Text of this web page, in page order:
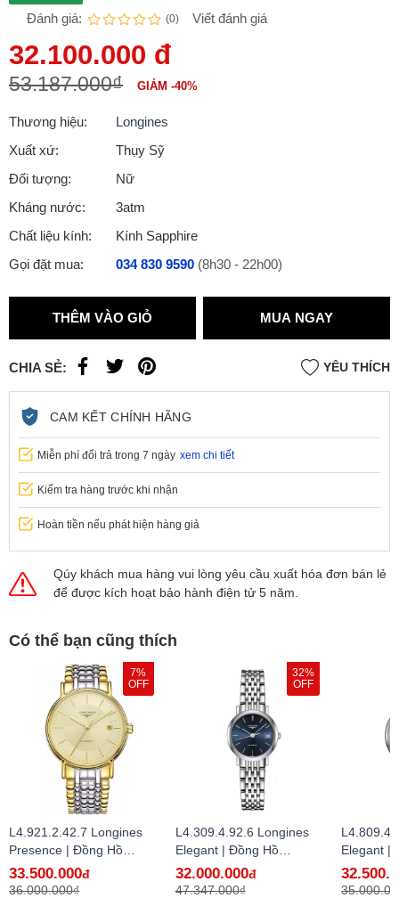
Đánh giá:
(0) Viết đánh giá
32.100.000 đ
53.187.000₫ GIẢM -40%
Thương hiệu:
Longines
Xuất xứ:
Thụy Sỹ
Đối tượng:
Nữ
Kháng nước:
3atm
Chất liệu kính:
Kính Sapphire
Gọi đặt mua:
034 830 9590 (8h30 - 22h00)
THÊM VÀO GIỎ MUA NGAY
CHIA SẺ: YÊU THÍCH
CAM KẾT CHÍNH HÃNG
Miễn phí đổi trả trong 7 ngày xem chi tiết
Kiểm tra hàng trước khi nhận
Hoàn tiền nếu phát hiện hàng giả
Qúy khách mua hàng vui lòng yêu cầu xuất hóa đơn bán lẻ
để được kích hoạt bảo hành điện tử 5 năm.
Có thể bạn cũng thích
7%
OFF
L4.921.2.42.7 Longines
Presence | Đồng Hồ
Longines Chính Hãng Bán
Lẻ Tại VN
33.500.000đ
36.000.000₫
32%
OFF
L4.309.4.92.6 Longines
Elegant | Đồng Hồ
Longines Chính Hãng Bán
Lẻ Tại VN
32.000.000đ
47.347.000₫
Elegant |
Longines
Lẻ Tại VN